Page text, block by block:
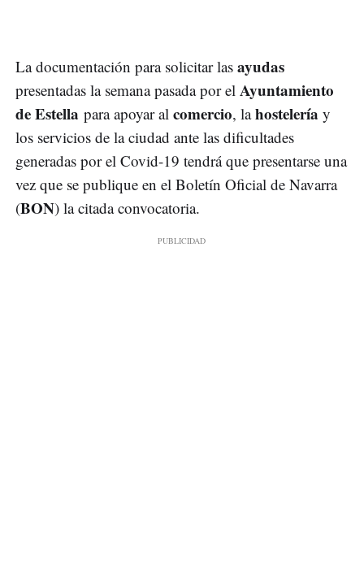
La documentación para solicitar las ayudas
presentadas la semana pasada por el Ayuntamiento
de Estella para apoyar al comercio, lahostelería y
los servicios de la ciudad ante las dificultades
generadas por el Covid-19 tendrá que presentarse una
vez que se publique en el Boletín Oficial de Navarra
(BON) la citada convocatoria.